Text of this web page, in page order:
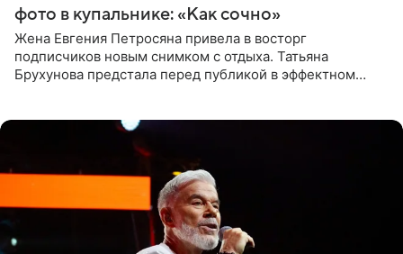
фото в купальнике: «Как сочно»
Жена Евгения Петросяна привела в восторг
подписчиков новым снимком с отдыха. Татьяна
Брухунова предстала перед публикой в эффектном